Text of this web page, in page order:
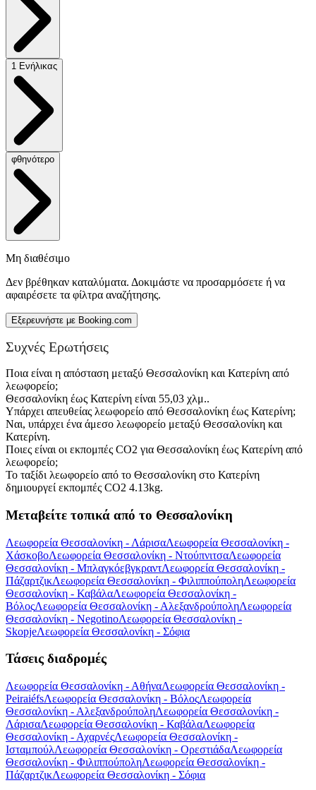
1 Ενήλικας
φθηνότερο
Μη διαθέσιμο
Δεν βρέθηκαν καταλύματα. Δοκιμάστε να προσαρμόσετε ή να
αφαιρέσετε τα φίλτρα αναζήτησης.
Εξερευνήστε με Booking.com
Συχνές Ερωτήσεις
Ποια είναι η απόσταση μεταξύ Θεσσαλονίκη και Κατερίνη από
λεωφορείο;
Θεσσαλονίκη έως Κατερίνη είναι 55,03 χλμ..
Υπάρχει απευθείας λεωφορείο από Θεσσαλονίκη έως Κατερίνη;
Ναι, υπάρχει ένα άμεσο λεωφορείο μεταξύ Θεσσαλονίκη και
Κατερίνη.
Ποιες είναι οι εκπομπές CO2 για Θεσσαλονίκη έως Κατερίνη από
λεωφορείο;
Το ταξίδι λεωφορείο από το Θεσσαλονίκη στο Κατερίνη
δημιουργεί εκπομπές CO2 4.13kg.
Μεταβείτε τοπικά από το Θεσσαλονίκη
Λεωφορεία Θεσσαλονίκη - ΛάρισαΛεωφορεία Θεσσαλονίκη -
ΧάσκοβοΛεωφορεία Θεσσαλονίκη - ΝτούπνιτσαΛεωφορεία
Θεσσαλονίκη - ΜπλαγκόεβγκραντΛεωφορεία Θεσσαλονίκη -
ΠάζαρτζικΛεωφορεία Θεσσαλονίκη - ΦιλιππούποληΛεωφορεία
Θεσσαλονίκη - ΚαβάλαΛεωφορεία Θεσσαλονίκη -
ΒόλοςΛεωφορεία Θεσσαλονίκη - ΑλεξανδρούποληΛεωφορεία
Θεσσαλονίκη - NegotinoΛεωφορεία Θεσσαλονίκη -
SkopjeΛεωφορεία Θεσσαλονίκη - Σόφια
Τάσεις διαδρομές
Λεωφορεία Θεσσαλονίκη - ΑθήναΛεωφορεία Θεσσαλονίκη -
PeiraiéfsΛεωφορεία Θεσσαλονίκη - ΒόλοςΛεωφορεία
Θεσσαλονίκη - ΑλεξανδρούποληΛεωφορεία Θεσσαλονίκη -
ΛάρισαΛεωφορεία Θεσσαλονίκη - ΚαβάλαΛεωφορεία
Θεσσαλονίκη - ΑχαρνέςΛεωφορεία Θεσσαλονίκη -
ΙσταμπούλΛεωφορεία Θεσσαλονίκη - ΟρεστιάδαΛεωφορεία
Θεσσαλονίκη - ΦιλιππούποληΛεωφορεία Θεσσαλονίκη -
ΠάζαρτζικΛεωφορεία Θεσσαλονίκη - Σόφια